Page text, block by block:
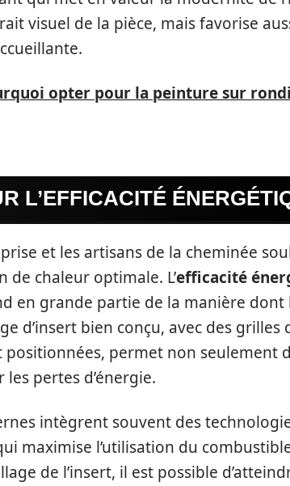
visuel de la pièce, mais favorise
opter pour la peinture sur
L’EFFICACITÉ
et les artisans de la cheminée
de chaleur optimale. L’efficacité
en grande partie de la manière dont
d’insert bien conçu, avec des
permet non seulement
pertes d’énergie.
intègrent souvent des
maximise l’utilisation du
de l’insert, il est possible